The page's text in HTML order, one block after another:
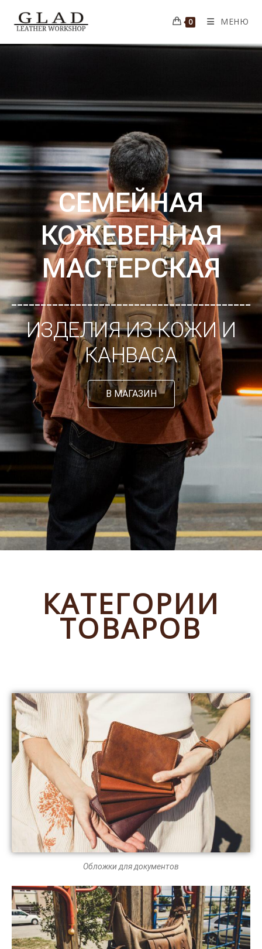
0 МЕНЮ
СЕМЕЙНАЯ
КОЖЕВЕННАЯ
МАСТЕРСКАЯ
_________________________________________
ИЗДЕЛИЯ ИЗ КОЖИ И
КАНВАСА
В МАГАЗИН
КАТЕГОРИИ
ТОВАРОВ
Обложки для документов